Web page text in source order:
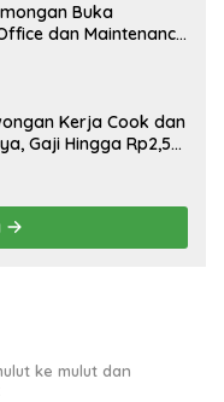
Buka
dan Maintenance
Kerja Cook dan
Gaji Hingga Rp2,5
ke mulut dan